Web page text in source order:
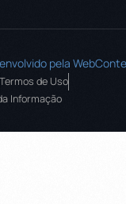
pela
Termos de Uso
Informação